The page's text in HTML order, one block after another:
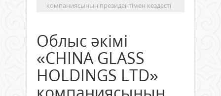
компаниясының президентімен кездесті
Облыс әкімі
«CHINA GLASS
HOLDINGS LTD»